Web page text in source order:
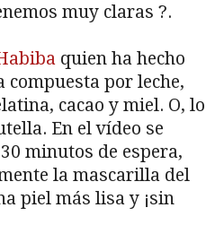
muy claras ?.
quien ha hecho
por leche,
cacao y miel. O, lo
En el vídeo se
minutos de espera,
la mascarilla del
piel más lisa y ¡sin